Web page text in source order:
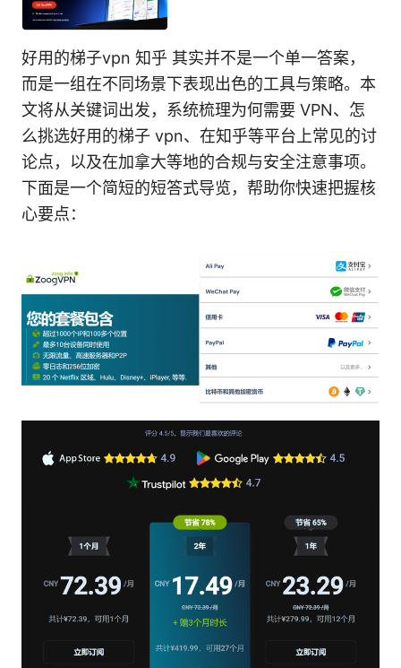
好用的梯子vpn 知乎 其实并不是一个单一答案，
而是一组在不同场景下表现出色的工具与策略。本
文将从关键词出发，系统梳理为何需要 VPN、怎
么挑选好用的梯子 vpn、在知乎等平台上常见的讨
论点，以及在加拿大等地的合规与安全注意事项。
下面是一个简短的短答式导览，帮助你快速把握核
心要点：